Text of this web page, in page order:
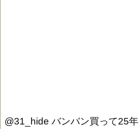
@31_hide バンバン買って25年